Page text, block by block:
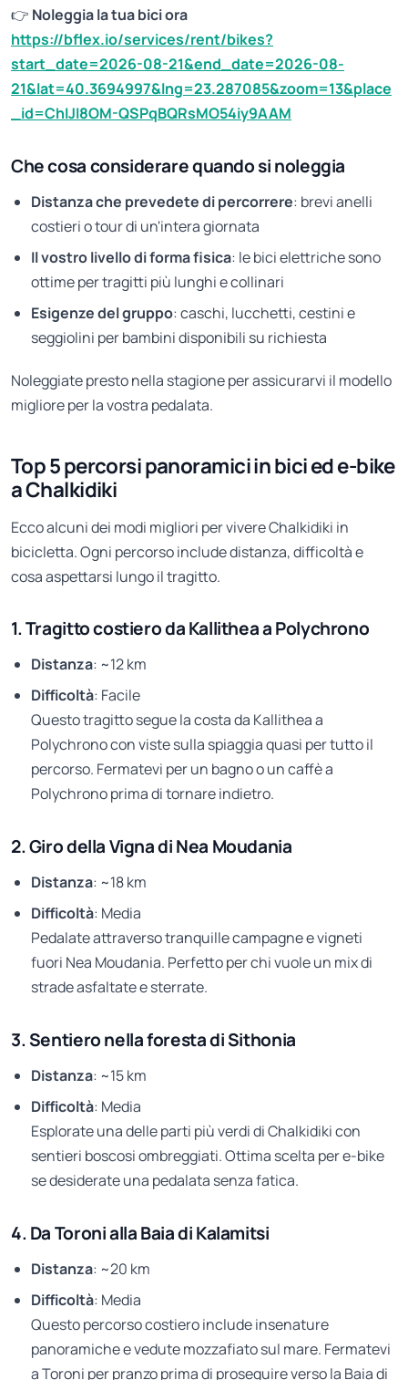
👉 Noleggia la tua bici ora
https://bflex.io/services/rent/bikes?
start_date=2026-08-21&end_date=2026-08-
21&lat=40.3694997&lng=23.287085&zoom=13&place
_id=ChIJI8OM-QSPqBQRsMO54iy9AAM
Che cosa considerare quando si noleggia
Distanza che prevedete di percorrere: brevi anelli
costieri o tour di un'intera giornata
Il vostro livello di forma fisica: le bici elettriche sono
ottime per tragitti più lunghi e collinari
Esigenze del gruppo: caschi, lucchetti, cestini e
seggiolini per bambini disponibili su richiesta
Noleggiate presto nella stagione per assicurarvi il modello
migliore per la vostra pedalata.
Top 5 percorsi panoramici in bici ed e-bike
a Chalkidiki
Ecco alcuni dei modi migliori per vivere Chalkidiki in
bicicletta. Ogni percorso include distanza, difficoltà e
cosa aspettarsi lungo il tragitto.
1. Tragitto costiero da Kallithea a Polychrono
Distanza: ~12 km
Difficoltà: Facile
Questo tragitto segue la costa da Kallithea a
Polychrono con viste sulla spiaggia quasi per tutto il
percorso. Fermatevi per un bagno o un caffè a
Polychrono prima di tornare indietro.
2. Giro della Vigna di Nea Moudania
Distanza: ~18 km
Difficoltà: Media
Pedalate attraverso tranquille campagne e vigneti
fuori Nea Moudania. Perfetto per chi vuole un mix di
strade asfaltate e sterrate.
3. Sentiero nella foresta di Sithonia
Distanza: ~15 km
Difficoltà: Media
Esplorate una delle parti più verdi di Chalkidiki con
sentieri boscosi ombreggiati. Ottima scelta per e-bike
se desiderate una pedalata senza fatica.
4. Da Toroni alla Baia di Kalamitsi
Distanza: ~20 km
Difficoltà: Media
Questo percorso costiero include insenature
panoramiche e vedute mozzafiato sul mare. Fermatevi
a Toroni per pranzo prima di proseguire verso la Baia di